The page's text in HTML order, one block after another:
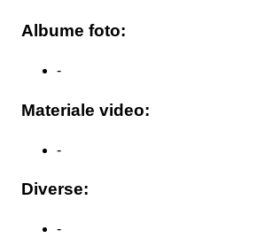
Albume foto:
-
Materiale video:
-
Diverse:
-